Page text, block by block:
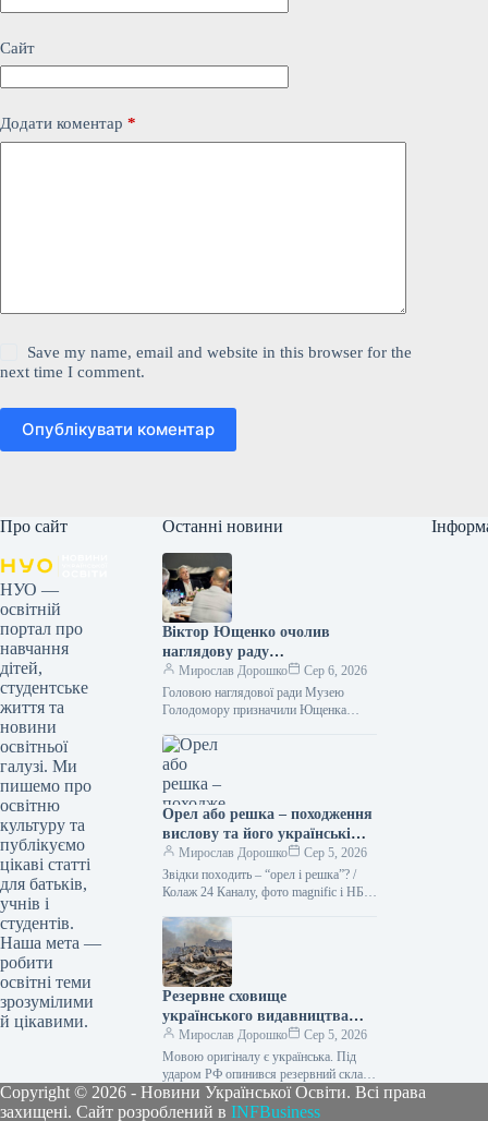
Сайт
Додати коментар *
Save my name, email and website in this browser for the
next time I comment.
Опублікувати коментар
Про сайт
НУО —
освітній
портал про
навчання
дітей,
студентське
життя та
новини
освітньої
галузі. Ми
пишемо про
освітню
культуру та
публікуємо
цікаві статті
для батьків,
учнів і
студентів.
Наша мета —
робити
освітні теми
зрозумілими
й цікавими.
Останні новини
Віктор Ющенко очолив
наглядову раду
Меморіального музею жертв
Голодомору.
Мирослав Дорошко
Сер 6, 2026
Головою наглядової ради Музею
Голодомору призначили Ющенка
Наглядова рада Національного музею
Голодомору-геноциду на своєму
першому зібранні…
Орел або решка – походження
вислову та його українські
синоніми.
Мирослав Дорошко
Сер 5, 2026
Звідки походить – “орел і решка”? /
Колаж 24 Каналу, фото magnific і НБУ
здійснити…
Резервне сховище
українського видавництва
потрапило під російський
обстріл, внаслідок чого було
знищено 100 тисяч
примірників книг.
Мирослав Дорошко
Сер 5, 2026
Мовою оригіналу є українська. Під
ударом РФ опинився резервний склад
одного з видавництв – знищені 100
тисяч книг 05.08.2026 21:01…
Copyright © 2026 - Новини Української Освіти. Всі права
захищені. Сайт розроблений в INFBusiness